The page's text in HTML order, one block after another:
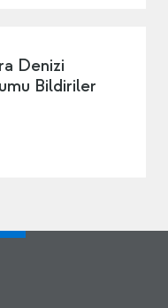
Denizi
Bildiriler